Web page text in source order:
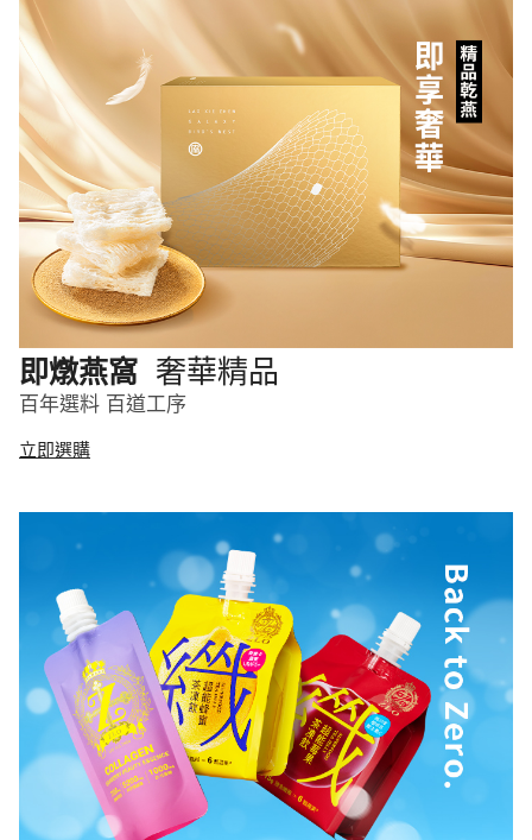
即燉燕窩 奢華精品
百年選料 百道工序
立即選購